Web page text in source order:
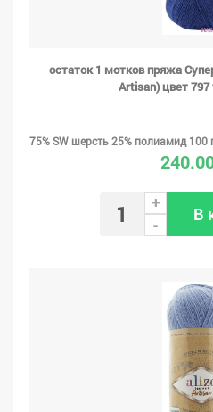
остаток 1 мотков пряжа
Artisan) цвет
75% SW шерсть 25% полиамид 100
+
-
В